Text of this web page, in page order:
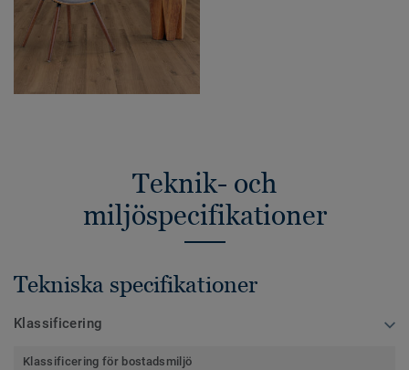
Teknik- och
miljöspecifikationer
Tekniska specifikationer
Klassificering
Klassificering för bostadsmiljö